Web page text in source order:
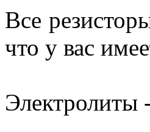
Все
что у вас
Электролиты